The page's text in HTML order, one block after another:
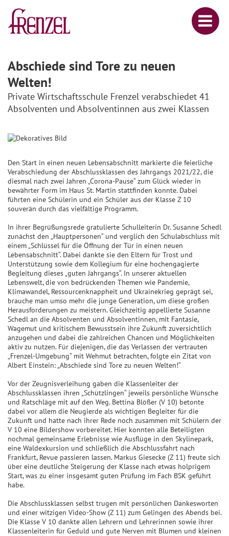
Abschiede sind Tore zu neuen
Welten!
Private Wirtschaftsschule Frenzel verabschiedet 41
Absolventen und Absolventinnen aus zwei Klassen
Den Start in einen neuen Lebensabschnitt markierte die feierliche
Verabschiedung der Abschlussklassen des Jahrgangs 2021/22, die
diesmal nach zwei Jahren „Corona-Pause“ zum Glück wieder in
bewährter Form im Haus St. Martin stattfinden konnte. Dabei
führten eine Schülerin und ein Schüler aus der Klasse Z 10
souverän durch das vielfältige Programm.
In ihrer Begrüßungsrede gratulierte Schulleiterin Dr. Susanne Schedl
zunächst den „Hauptpersonen“ und verglich den Schulabschluss mit
einem „Schlüssel für die Öffnung der Tür in einen neuen
Lebensabschnitt“. Dabei dankte sie den Eltern für Trost und
Unterstützung sowie dem Kollegium für eine hochengagierte
Begleitung dieses „guten Jahrgangs“. In unserer aktuellen
Lebenswelt, die von bedrückenden Themen wie Pandemie,
Klimawandel, Ressourcenknappheit und Ukrainekrieg geprägt sei,
brauche man umso mehr die junge Generation, um diese großen
Herausforderungen zu meistern. Gleichzeitig appellierte Susanne
Schedl an die Absolventen und Absolventinnen, mit Fantasie,
Wagemut und kritischem Bewusstsein ihre Zukunft zuversichtlich
anzugehen und dabei die zahlreichen Chancen und Möglichkeiten
aktiv zu nutzen. Für diejenigen, die das Verlassen der vertrauten
„Frenzel-Umgebung“ mit Wehmut betrachten, folgte ein Zitat von
Albert Einstein: „Abschiede sind Tore zu neuen Welten!“
Vor der Zeugnisverleihung gaben die Klassenleiter der
Abschlussklassen ihren „Schützlingen“ jeweils persönliche Wünsche
und Ratschläge mit auf den Weg. Bettina Blößer (V 10) betonte
dabei vor allem die Neugierde als wichtigen Begleiter für die
Zukunft und hatte nach ihrer Rede noch zusammen mit Schülern der
V 10 eine Bildershow vorbereitet. Hier konnten alle Beteiligten
nochmal gemeinsame Erlebnisse wie Ausflüge in den Skylinepark,
eine Waldexkursion und schließlich die Abschlussfahrt nach
Frankfurt, Revue passieren lassen. Markus Giesecke (Z 11) freute sich
über eine deutliche Steigerung der Klasse nach etwas holprigem
Start, was zu einer insgesamt guten Prüfung im Fach BSK geführt
habe.
Die Abschlussklassen selbst trugen mit persönlichen Dankesworten
und einer witzigen Video-Show (Z 11) zum Gelingen des Abends bei.
Die Klasse V 10 dankte allen Lehrern und Lehrerinnen sowie ihrer
Klassenleiterin für Geduld und gute Nerven mit Blumen und kleinen